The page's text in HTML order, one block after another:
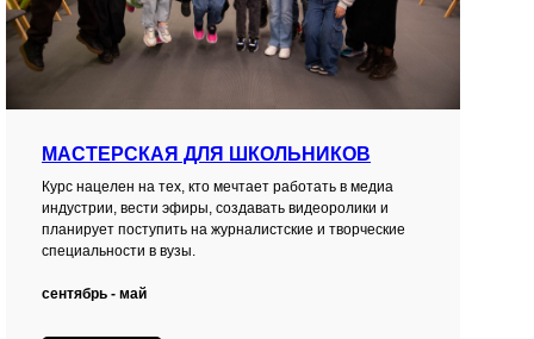
МАСТЕРСКАЯ ДЛЯ ШКОЛЬНИКОВ
Курс нацелен на тех, кто мечтает работать в медиа
индустрии, вести эфиры, создавать видеоролики и
планирует поступить на журналистcкие и творческие
специальности в вузы.
сентябрь - май